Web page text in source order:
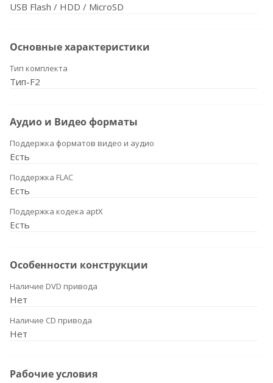
USB Flash / HDD / MicroSD
Основные характеристики
Тип комплекта
Тип-F2
Аудио и Видео форматы
Поддержка форматов видео и аудио
Есть
Поддержка FLAC
Есть
Поддержка кодека aptX
Есть
Особенности конструкции
Наличие DVD привода
Нет
Наличие CD привода
Нет
Рабочие условия